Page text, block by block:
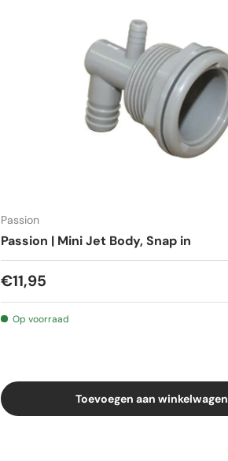
Passion
Passion | Mini Jet Body, Snap in
€11,95
Op voorraad
Toevoegen aan winkelwagen